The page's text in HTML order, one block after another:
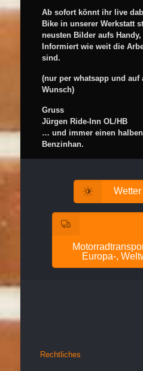
Ab sofort könnt ihr live
Bike in unserer Werkstatt
neusten Bilder aufs
Informiert wie weit die
sind.
(nur per whatsapp und auf
Wunsch)
Gruss
Jürgen Ride-Inn OL/HB
… und immer einen
Benzinhan.
Europa-,
Rechtliches